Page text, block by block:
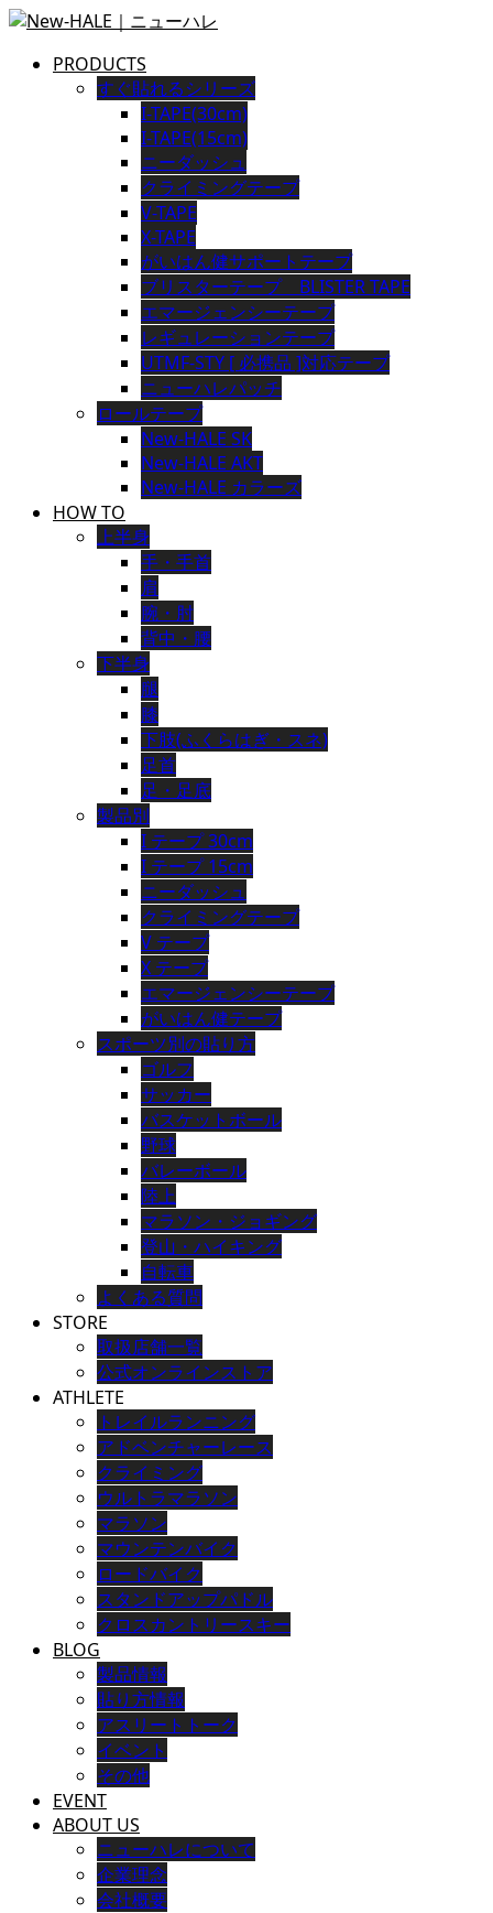
PRODUCTS
すぐ貼れるシリーズ
I-TAPE(30cm)
I-TAPE(15cm)
ニーダッシュ
クライミングテープ
V-TAPE
X-TAPE
がいはん健サポートテープ
ブリスターテープ BLISTER TAPE
エマージェンシーテープ
レギュレーションテープ
UTMF-STY [ 必携品 ]対応テープ
ニューハレパッチ
ロールテープ
New-HALE SK
New-HALE AKT
New-HALE カラーズ
HOW TO
上半身
手・手首
肩
腕・肘
背中・腰
下半身
腿
膝
下肢(ふくらはぎ・スネ)
足首
足・足底
製品別
I テープ 30cm
I テープ 15cm
ニーダッシュ
クライミングテープ
V テープ
X テープ
エマージェンシーテープ
がいはん健テープ
スポーツ別の貼り方
ゴルフ
サッカー
バスケットボール
野球
バレーボール
陸上
マラソン・ジョギング
登山・ハイキング
自転車
よくある質問
STORE
取扱店舗一覧
公式オンラインストア
ATHLETE
トレイルランニング
アドベンチャーレース
クライミング
ウルトラマラソン
マラソン
マウンテンバイク
ロードバイク
スタンドアップパドル
クロスカントリースキー
BLOG
製品情報
貼り方情報
アスリートトーク
イベント
その他
EVENT
ABOUT US
ニューハレについて
企業理念
会社概要